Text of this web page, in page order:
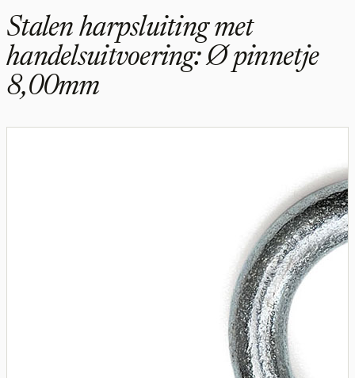
Stalen harpsluiting met
handelsuitvoering: Ø pinnetje
8,00mm